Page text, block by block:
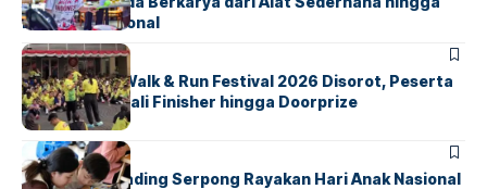
Musik Tradisional
BERITAINDEX
Tangsel Fun Walk & Run Festival 2026 Disorot, Peserta
Keluhkan Medali Finisher hingga Doorprize
BERITAINDEX
Atria Hotel Gading Serpong Rayakan Hari Anak Nasional